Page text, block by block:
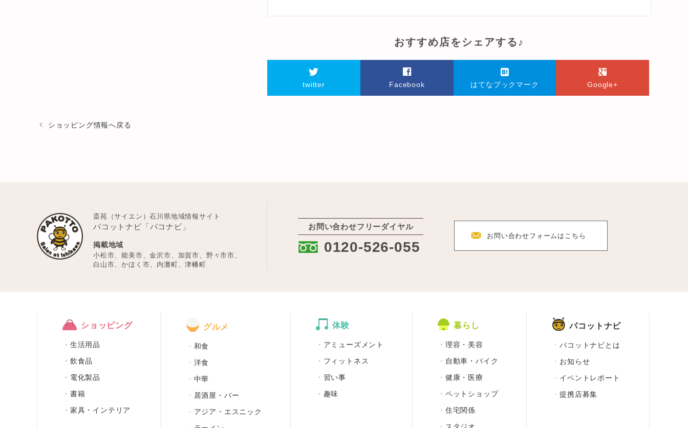
おすすめ店をシェアする♪
twitter Facebook はてなブックマーク Google+
ショッピング情報へ戻る
斎苑（サイエン）石川県地域情報サイト
パコットナビ「パコナビ」
掲載地域
小松市、能美市、金沢市、加賀市、野々市市、
白山市、かほく市、内灘町、津幡町
お問い合わせフリーダイヤル
: 0120-526-055
F お問い合わせフォーム はこちら
ショッピング
生活用品
飲食品
電化製品
書籍
家具・インテリア
グルメ
和食
洋食
中華
居酒屋・バー
アジア・エスニック
体験
アミューズメント
フィットネス
習い事
趣味
暮らし
理容・美容
自動車・バイク
健康・医療
ペットショップ
住宅関係
パコットナビ
パコットナビとは
お知らせ
イベントレポート
提携店募集